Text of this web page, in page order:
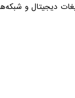
دیجیتال و